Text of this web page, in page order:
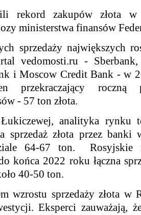
rekord zakupów złota
ministerstwa finansów
sprzedaży największych
vedomosti.ru -
i Moscow Credit Bank - w
przekraczający roczną
- 57 ton złota.
analityka rynku
sprzedaż złota przez
64-67 ton. Rosyjskie
końca 2022 roku łączna
40-50 ton.
wzrostu sprzedaży złota w
Eksperci zauważają,